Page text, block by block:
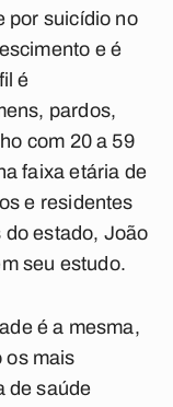
por suicídio no
e é
é
pardos,
com 20 a 59
faixa etária de
e residentes
do estado, João
seu estudo.
é a mesma,
os mais
de saúde